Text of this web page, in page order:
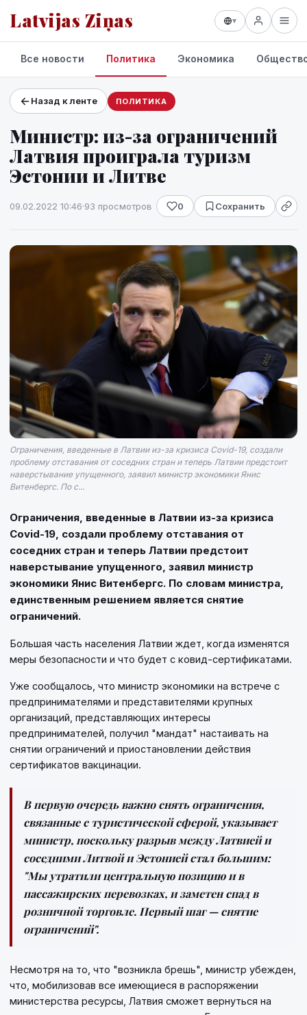
Latvijas Ziņas ▾
Проекты и сервисы
Прогноз погоды
Все новости Политика Экономика
Назад к ленте ПОЛИТИКА
Министр: из-за ограничений
Латвия проиграла туризм
Эстонии и Литве
09.02.2022 10:46·93 просмотров 0 Сохранить
Ограничения, введенные в Латвии из-за кризиса Covid-19, создали
проблему отставания от соседних стран и теперь Латвии предстоит
наверстывание упущенного, заявил министр экономики Янис
Витенбергс. По с...
Ограничения, введенные в Латвии из-за кризиса
Covid-19, создали проблему отставания от
соседних стран и теперь Латвии предстоит
наверстывание упущенного, заявил министр
экономики Янис Витенбергс. По словам министра,
единственным решением является снятие
ограничений.
Большая часть населения Латвии ждет, когда изменятся
меры безопасности и что будет с ковид-сертификатами.
Уже сообщалось, что министр экономики на встрече с
предпринимателями и представителями крупных
организаций, представляющих интересы
предпринимателей, получил "мандат" настаивать на
снятии ограничений и приостановлении действия
сертификатов вакцинации.
В первую очередь важно снять ограничения,
связанные с туристической сферой, указывает
министр, поскольку разрыв между Латвией и
соседними Литвой и Эстонией стал большим:
"Мы утратили центральную позицию и в
пассажирских перевозках, и заметен спад в
розничной торговле. Первый шаг — снятие
ограничений".
Несмотря на то, что "возникла брешь", министр убежден,
что, мобилизовав все имеющиеся в распоряжении
министерства ресурсы, Латвия сможет вернуться на